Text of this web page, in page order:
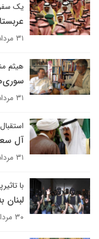
یک سفر
۳۱ مرداد ۱۳۹۱
هیثم
۳۱ مرداد ۱۳۹۱
آل
۳۱ مرداد ۱۳۹۱
با
۳۰ مرداد ۱۳۹۱